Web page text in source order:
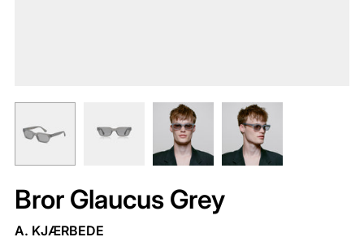
Bror Glaucus Grey
A. KJÆRBEDE